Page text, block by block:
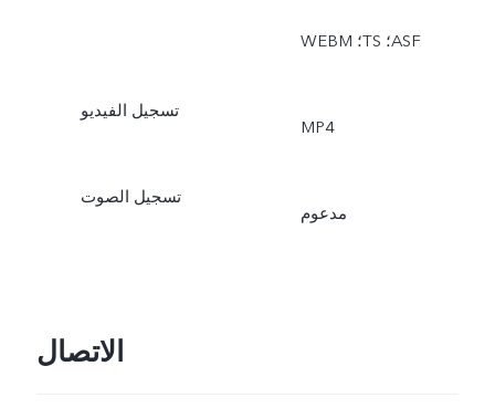
‏WEBM؛ ‏TS؛ ‏ASF
تسجيل الفيديو
MP4
تسجيل الصوت
مدعوم
الاتصال